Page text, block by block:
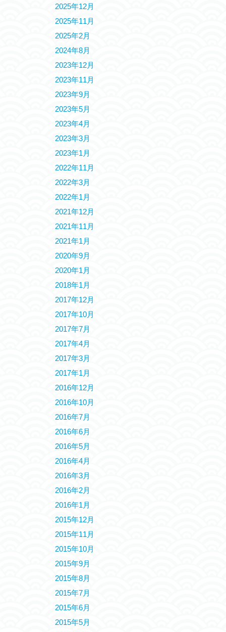
2025年12月
2025年11月
2025年2月
2024年8月
2023年12月
2023年11月
2023年9月
2023年5月
2023年4月
2023年3月
2023年1月
2022年11月
2022年3月
2022年1月
2021年12月
2021年11月
2021年1月
2020年9月
2020年1月
2018年1月
2017年12月
2017年10月
2017年7月
2017年4月
2017年3月
2017年1月
2016年12月
2016年10月
2016年7月
2016年6月
2016年5月
2016年4月
2016年3月
2016年2月
2016年1月
2015年12月
2015年11月
2015年10月
2015年9月
2015年8月
2015年7月
2015年6月
2015年5月